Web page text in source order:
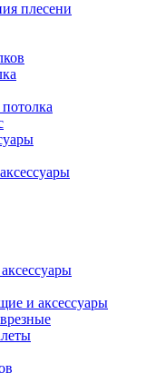
плесени
и аксессуары